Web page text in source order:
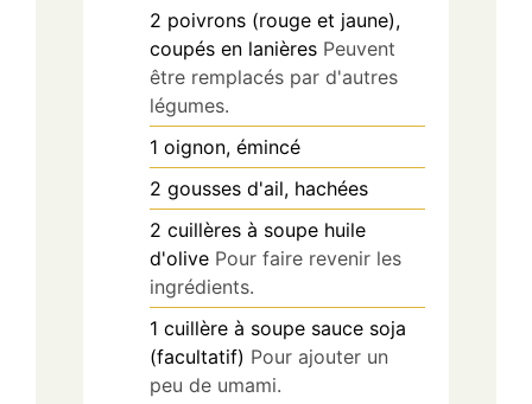
2 poivrons (rouge et jaune),
coupés en lanières Peuvent
être remplacés par d'autres
légumes.
1 oignon, émincé
2 gousses d'ail, hachées
2 cuillères à soupe huile
d'olive Pour faire revenir les
ingrédients.
1 cuillère à soupe sauce soja
(facultatif) Pour ajouter un
peu de umami.